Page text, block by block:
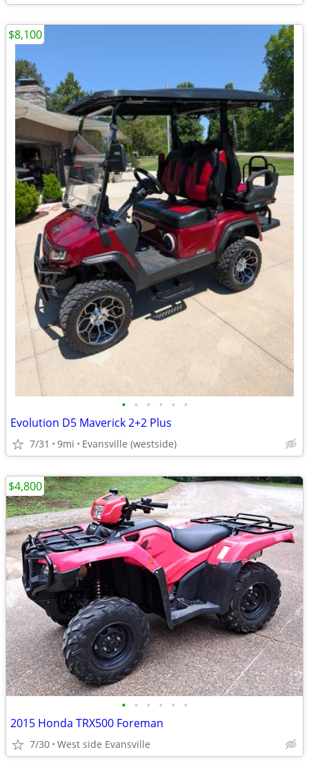
• • • • • •
Evolution D5 Maverick 2+2 Plus
7/31 9mi Evansville (westside)
$8,100
• • • • • •
2015 Honda TRX500 Foreman
7/30 West side Evansville
$4,800